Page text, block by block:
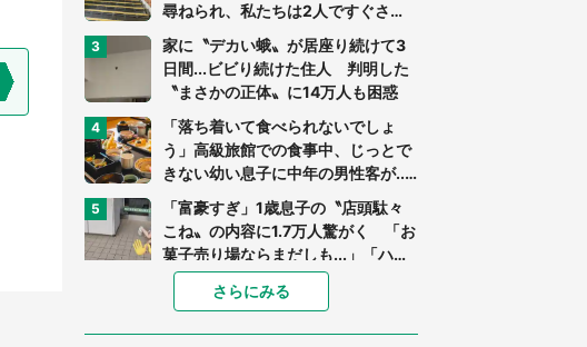
尋ねられ、私たちは2人ですぐさ
ま...」（茨城県・70代男性）
家に〝デカい蛾〟が居座り続けて3
日間...ビビり続けた住人 判明した
〝まさかの正体〟に14万人も困惑
「落ち着いて食べられないでしょ
う」高級旅館での食事中、じっとで
きない幼い息子に中年の男性客が...
（東京都・40代男性）
「富豪すぎ」1歳息子の〝店頭駄々
こね〟の内容に1.7万人驚がく 「お
菓子売り場ならまだしも...」「ハー
ドル高い」
「閉所恐怖症の私は新幹線で大パニ
ック。隣席の青年に『手を繋いで』
とお願いしたら...」 体験談に8万
さらにみる